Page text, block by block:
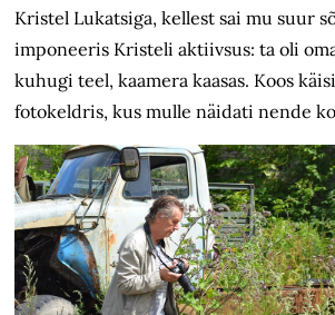
Kristel Lukatsiga, kellest sai mu suur
imponeeris Kristeli aktiivsus: ta oli
kuhugi teel, kaamera kaasas. Koos
fotokeldris, kus mulle näidati nende